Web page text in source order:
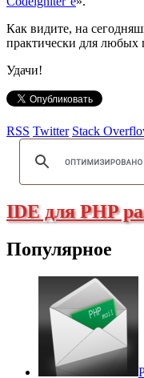
Как видите, на
практически для любых
Удачи!
RSS Twitter Stack
IDE для PHP
Популярное